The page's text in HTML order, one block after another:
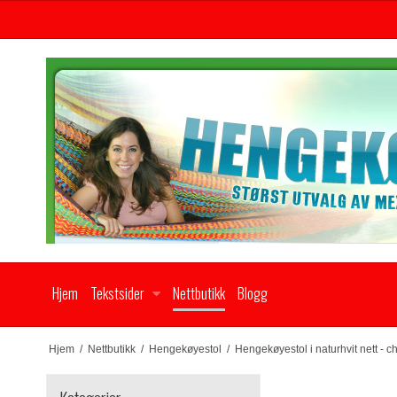
Hjem Tekstsider Nettbutikk Blogg
Hjem / Nettbutikk / Hengekøyestol / Hengekøyestol i naturhvit nett -